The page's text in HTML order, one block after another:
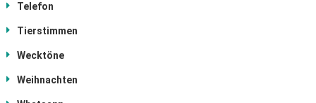
Telefon
Tierstimmen
Wecktöne
Weihnachten